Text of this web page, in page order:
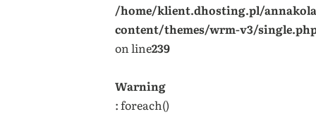
/home/klient.dhosting.pl/
content/themes/wrm-v3/
on line239
Warning
: foreach()